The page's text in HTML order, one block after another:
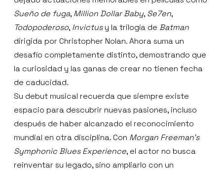
Sueño de fuga, Million Dollar Baby, Se7en,
Todopoderoso, Invictusy la trilogía de Batman
dirigida por Christopher Nolan. Ahora suma un
desafío completamente distinto, demostrando que
la curiosidad y las ganas de crear no tienen fecha
de caducidad.
Su debut musical recuerda que siempre existe
espacio para descubrir nuevas pasiones, incluso
después de haber alcanzado el reconocimiento
mundial en otra disciplina. Con Morgan Freeman’s
Symphonic Blues Experience, el actor no busca
reinventar su legado, sino ampliarlo con un